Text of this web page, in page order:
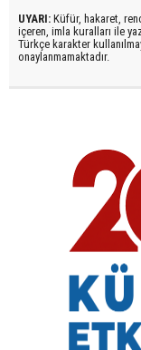
UYARI: Küfür, hakaret,
içeren, imla kuralları ile
Türkçe karakter
onaylanmamaktadır.